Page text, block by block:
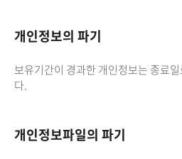
개인정보의 파기
보유기간이 경과한 개인정보는 종료
다.
개인정보파일의 파기